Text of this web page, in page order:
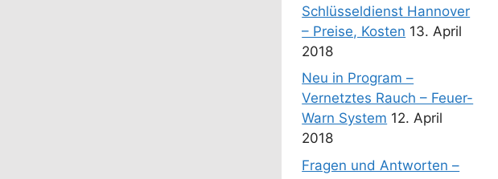
Schlüsseldienst Hannover
– Preise, Kosten 13. April
2018
Neu in Program –
Vernetztes Rauch – Feuer-
Warn System 12. April
2018
Fragen und Antworten –